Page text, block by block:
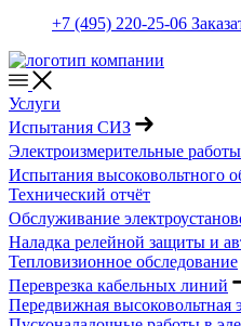
+7 (495) 220-25-06
Услуги
Испытания СИЗ
Электроизмерительные
Испытания высоковольтного
Технический отчёт
Обслуживание
Наладка релейной защиты и
Тепловизионное обследование
Переврезка кабельных линий
Передвижная высоковольтная